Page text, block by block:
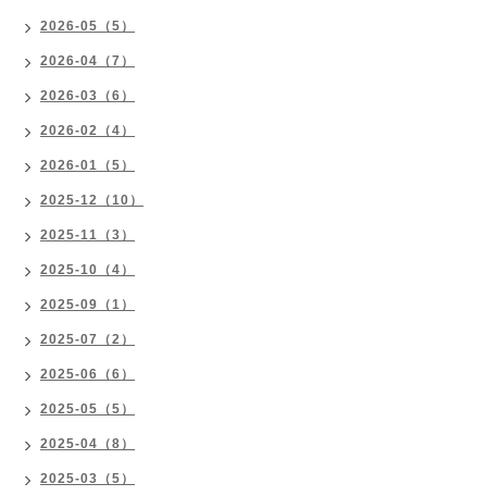
2026-05（5）
2026-04（7）
2026-03（6）
2026-02（4）
2026-01（5）
2025-12（10）
2025-11（3）
2025-10（4）
2025-09（1）
2025-07（2）
2025-06（6）
2025-05（5）
2025-04（8）
2025-03（5）